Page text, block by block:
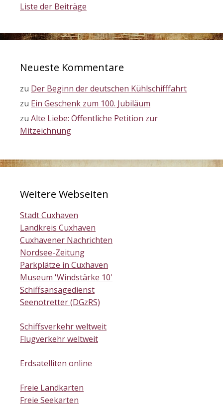
Liste der Beiträge
Neueste Kommentare
zu Der Beginn der deutschen Kühlschifffahrt
zu Ein Geschenk zum 100. Jubiläum
zu Alte Liebe: Öffentliche Petition zur
Mitzeichnung
Weitere Webseiten
Stadt Cuxhaven
Landkreis Cuxhaven
Cuxhavener Nachrichten
Nordsee-Zeitung
Parkplätze in Cuxhaven
Museum 'Windstärke 10'
Schiffsansagedienst
Seenotretter (DGzRS)
Schiffsverkehr weltweit
Flugverkehr weltweit
Erdsatelliten online
Freie Landkarten
Freie Seekarten